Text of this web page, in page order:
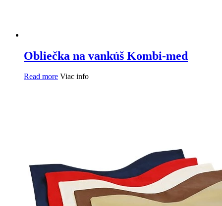
Obliečka na vankúš Kombi-med
Read more Viac info